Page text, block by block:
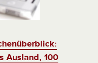
Ausland, 100